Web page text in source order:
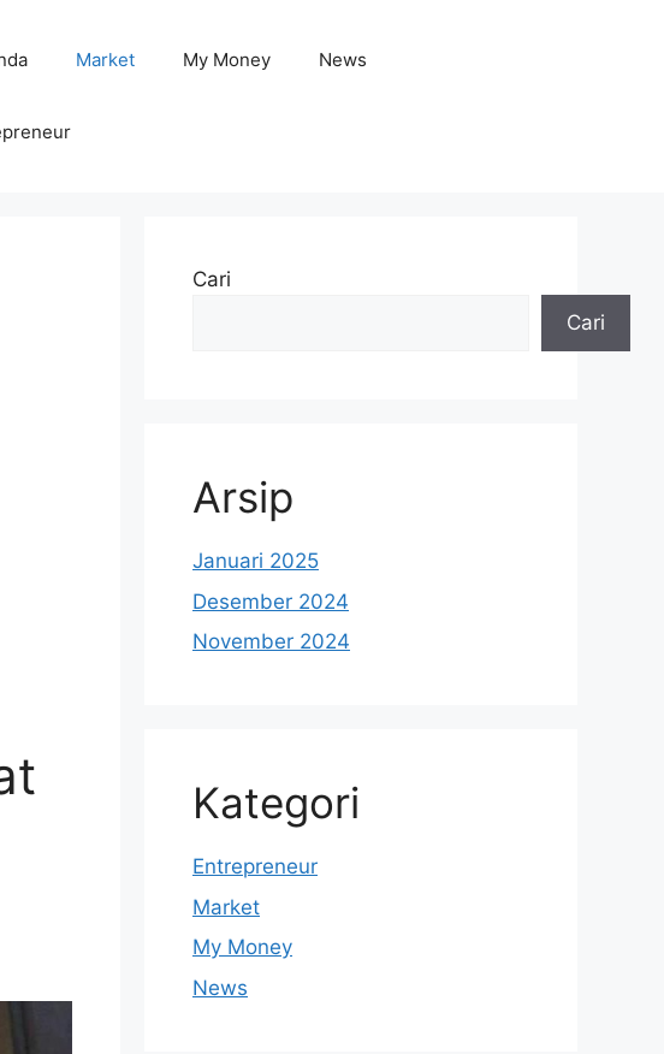
Market My Money News
Cari
Cari
Arsip
Januari 2025
Desember 2024
November 2024
Kategori
Entrepreneur
Market
My Money
News